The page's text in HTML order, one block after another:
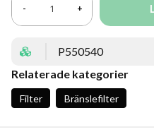
- +
P550540
Relaterade kategorier
Filter Bränslefilter